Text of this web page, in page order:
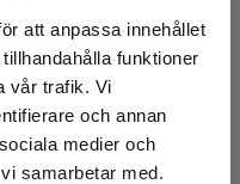
att anpassa innehållet
funktioner
vår trafik. Vi
och annan
medier och
samarbetar med.